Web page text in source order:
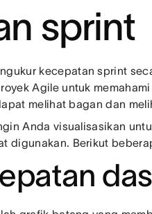
sprint
kecepatan sprint
Agile untuk
melihat bagan dan
Anda visualisasikan
digunakan. Berikut